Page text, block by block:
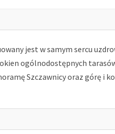
jest w samym sercu
ogólnodostępnych
Szczawnicy oraz górę i